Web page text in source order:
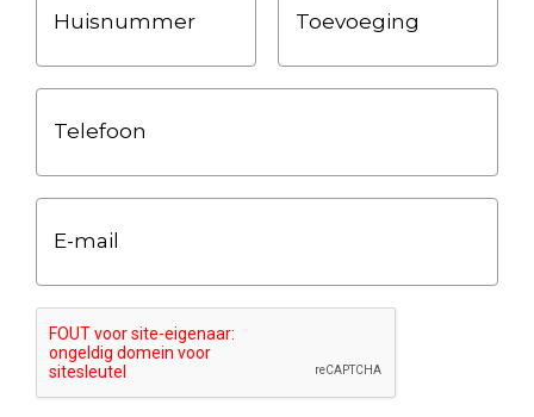
Huisnummer Toevoeging
Telefoon
E-mail